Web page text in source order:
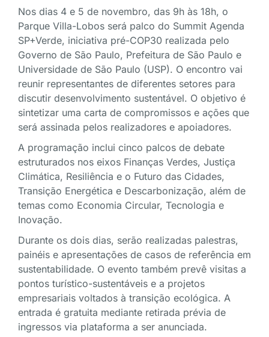
Nos dias 4 e 5 de novembro, das 9h às 18h, o
Parque Villa-Lobos será palco do Summit Agenda
SP+Verde, iniciativa pré-COP30 realizada pelo
Governo de São Paulo, Prefeitura de São Paulo e
Universidade de São Paulo (USP). O encontro vai
reunir representantes de diferentes setores para
discutir desenvolvimento sustentável. O objetivo é
sintetizar uma carta de compromissos e ações que
será assinada pelos realizadores e apoiadores.
A programação inclui cinco palcos de debate
estruturados nos eixos Finanças Verdes, Justiça
Climática, Resiliência e o Futuro das Cidades,
Transição Energética e Descarbonização, além de
temas como Economia Circular, Tecnologia e
Inovação.
Durante os dois dias, serão realizadas palestras,
painéis e apresentações de casos de referência em
sustentabilidade. O evento também prevê visitas a
pontos turístico-sustentáveis e a projetos
empresariais voltados à transição ecológica. A
entrada é gratuita mediante retirada prévia de
ingressos via plataforma a ser anunciada.